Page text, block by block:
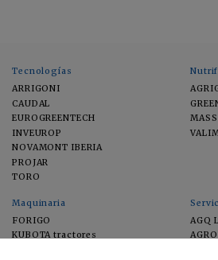
Tecnologías
ARRIGONI
CAUDAL
EUROGREENTECH
INVEUROP
NOVAMONT IBERIA
PROJAR
TORO
Maquinaria
FORIGO
KUBOTA tractores
AGQ